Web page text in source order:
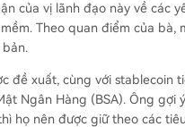
của vị lãnh đạo này về các
Theo quan điểm của bà,
đề xuất, cùng với stablecoin
Ngân Hàng (BSA). Ông
họ nên được giữ theo các